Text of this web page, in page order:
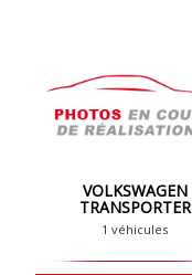
VOLKSWAGEN
TRANSPORTER
1 véhicules